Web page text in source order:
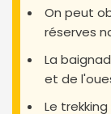
On peut
réserves
La
et de
Le